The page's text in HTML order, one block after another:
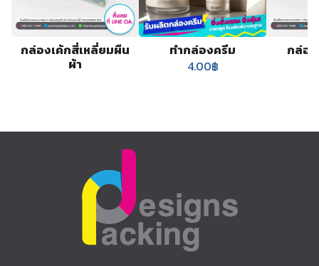
กล่องเค้กสี่เหลี่ยมผืน
ผ้า
ทำกล่องครีม
4.00฿
กล่อ